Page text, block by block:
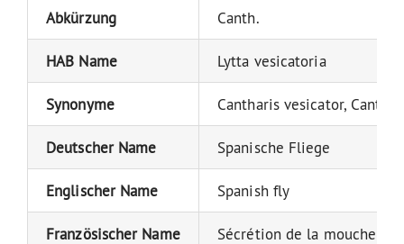
Abkürzung Canth.
HAB Name Lytta vesicatoria
Synonyme Cantharis vesicator,
Deutscher Name Spanische Fliege
Englischer Name Spanish fly
Französischer Name Sécrétion de la mouche de